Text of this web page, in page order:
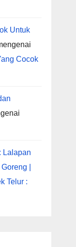
Untuk
Cocok
Lalapan
|
Telur :